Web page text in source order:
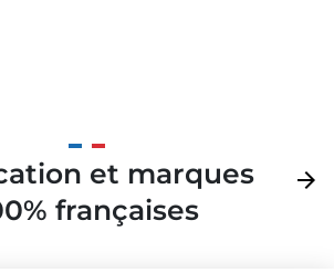
et marques
françaises
arrow_forward